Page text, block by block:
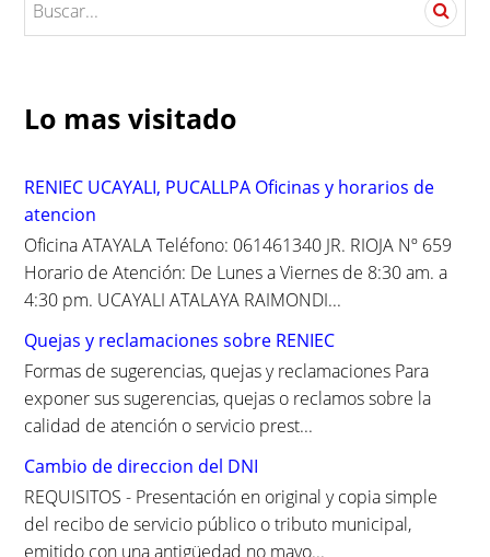
e
c
h
o
r
:
Lo mas visitado
RENIEC UCAYALI, PUCALLPA Oficinas y horarios de
atencion
Oficina ATAYALA Teléfono: 061461340 JR. RIOJA Nº 659
Horario de Atención: De Lunes a Viernes de 8:30 am. a
4:30 pm. UCAYALI ATALAYA RAIMONDI...
Quejas y reclamaciones sobre RENIEC
Formas de sugerencias, quejas y reclamaciones Para
exponer sus sugerencias, quejas o reclamos sobre la
calidad de atención o servicio prest...
Cambio de direccion del DNI
REQUISITOS - Presentación en original y copia simple
del recibo de servicio público o tributo municipal,
emitido con una antigüedad no mayo...